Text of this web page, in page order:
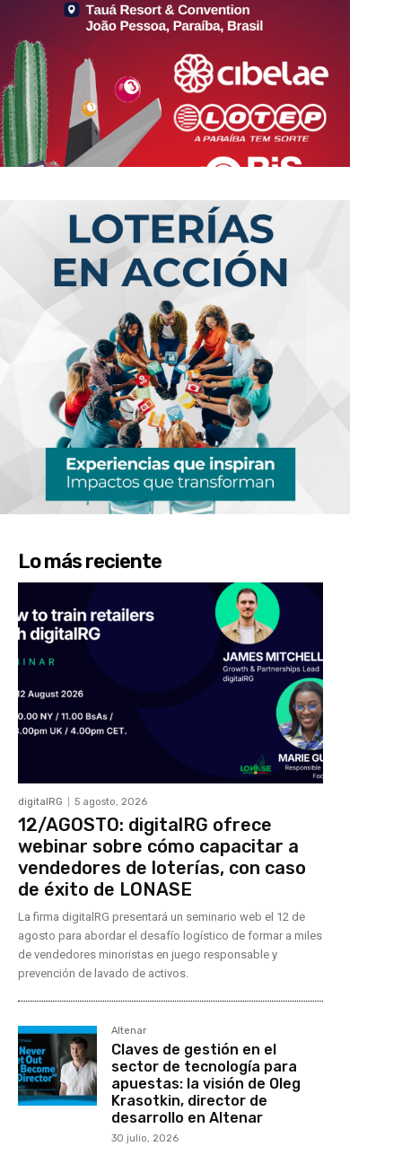
Lo más reciente
digitalRG 5 agosto, 2026
12/AGOSTO: digitalRG ofrece
webinar sobre cómo capacitar a
vendedores de loterías, con caso
de éxito de LONASE
La firma digitalRG presentará un seminario web el 12 de
agosto para abordar el desafío logístico de formar a miles
de vendedores minoristas en juego responsable y
prevención de lavado de activos.
Altenar
Claves de gestión en el
sector de tecnología para
apuestas: la visión de Oleg
Krasotkin, director de
desarrollo en Altenar
30 julio, 2026